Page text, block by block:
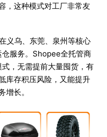
，这种模式对工厂非常友
义乌、东莞、泉州等核心
服务。Shopee全托管商
，无需提前大量囤货，有
库存积压风险，又能提升
增长。